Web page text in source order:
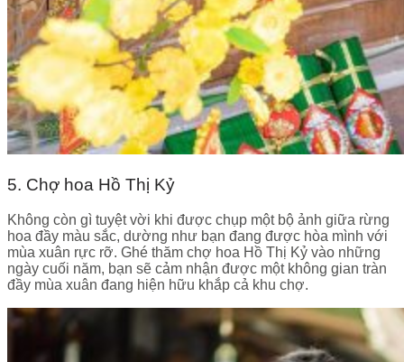
5. Chợ hoa Hồ Thị Kỷ
Không còn gì tuyệt vời khi được chụp một bộ ảnh giữa rừng
hoa đầy màu sắc, dường như bạn đang được hòa mình với
mùa xuân rực rỡ. Ghé thăm chợ hoa Hồ Thị Kỷ vào những
ngày cuối năm, bạn sẽ cảm nhận được một không gian tràn
đầy mùa xuân đang hiện hữu khắp cả khu chợ.